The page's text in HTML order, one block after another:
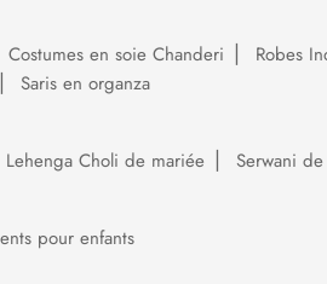
Costumes en soie Chanderi Robes
Saris en organza
Lehenga Choli de mariée
Serwani
pour enfants